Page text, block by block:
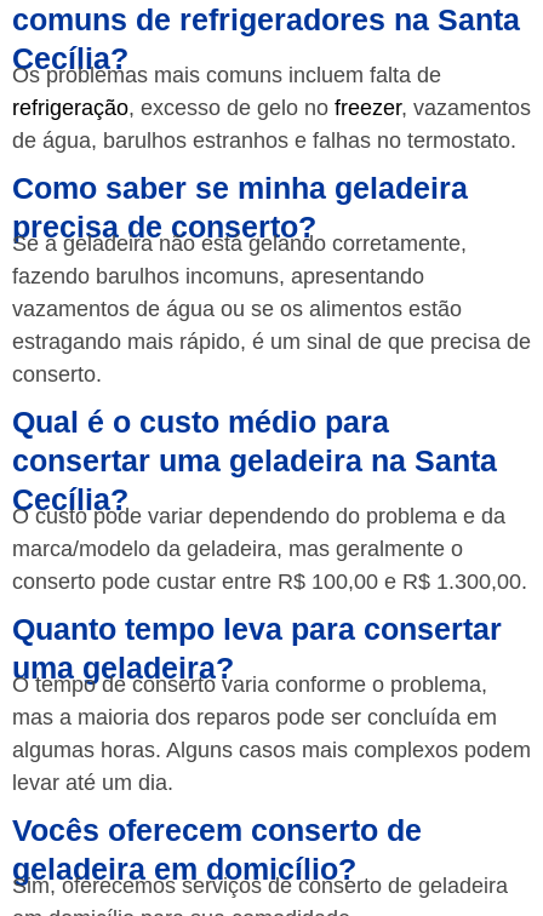
comuns de refrigeradores na Santa
Cecília?
Os problemas mais comuns incluem falta de
refrigeração, excesso de gelo no freezer, vazamentos
de água, barulhos estranhos e falhas no termostato.
Como saber se minha geladeira
precisa de conserto?
Se a geladeira não está gelando corretamente,
fazendo barulhos incomuns, apresentando
vazamentos de água ou se os alimentos estão
estragando mais rápido, é um sinal de que precisa de
conserto.
Qual é o custo médio para
consertar uma geladeira na Santa
Cecília?
O custo pode variar dependendo do problema e da
marca/modelo da geladeira, mas geralmente o
conserto pode custar entre R$ 100,00 e R$ 1.300,00.
Quanto tempo leva para consertar
uma geladeira?
O tempo de conserto varia conforme o problema,
mas a maioria dos reparos pode ser concluída em
algumas horas. Alguns casos mais complexos podem
levar até um dia.
Vocês oferecem conserto de
geladeira em domicílio?
Sim, oferecemos serviços de conserto de geladeira